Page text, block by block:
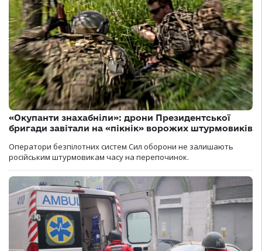
«Окупанти знахабніли»: дрони Президентської
бригади завітали на «пікнік» ворожих штурмовиків
Оператори безпілотних систем Сил оборони не залишають
російським штурмовикам часу на перепочинок.